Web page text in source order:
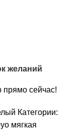
желаний
прямо сейчас!
Категории:
мягкая